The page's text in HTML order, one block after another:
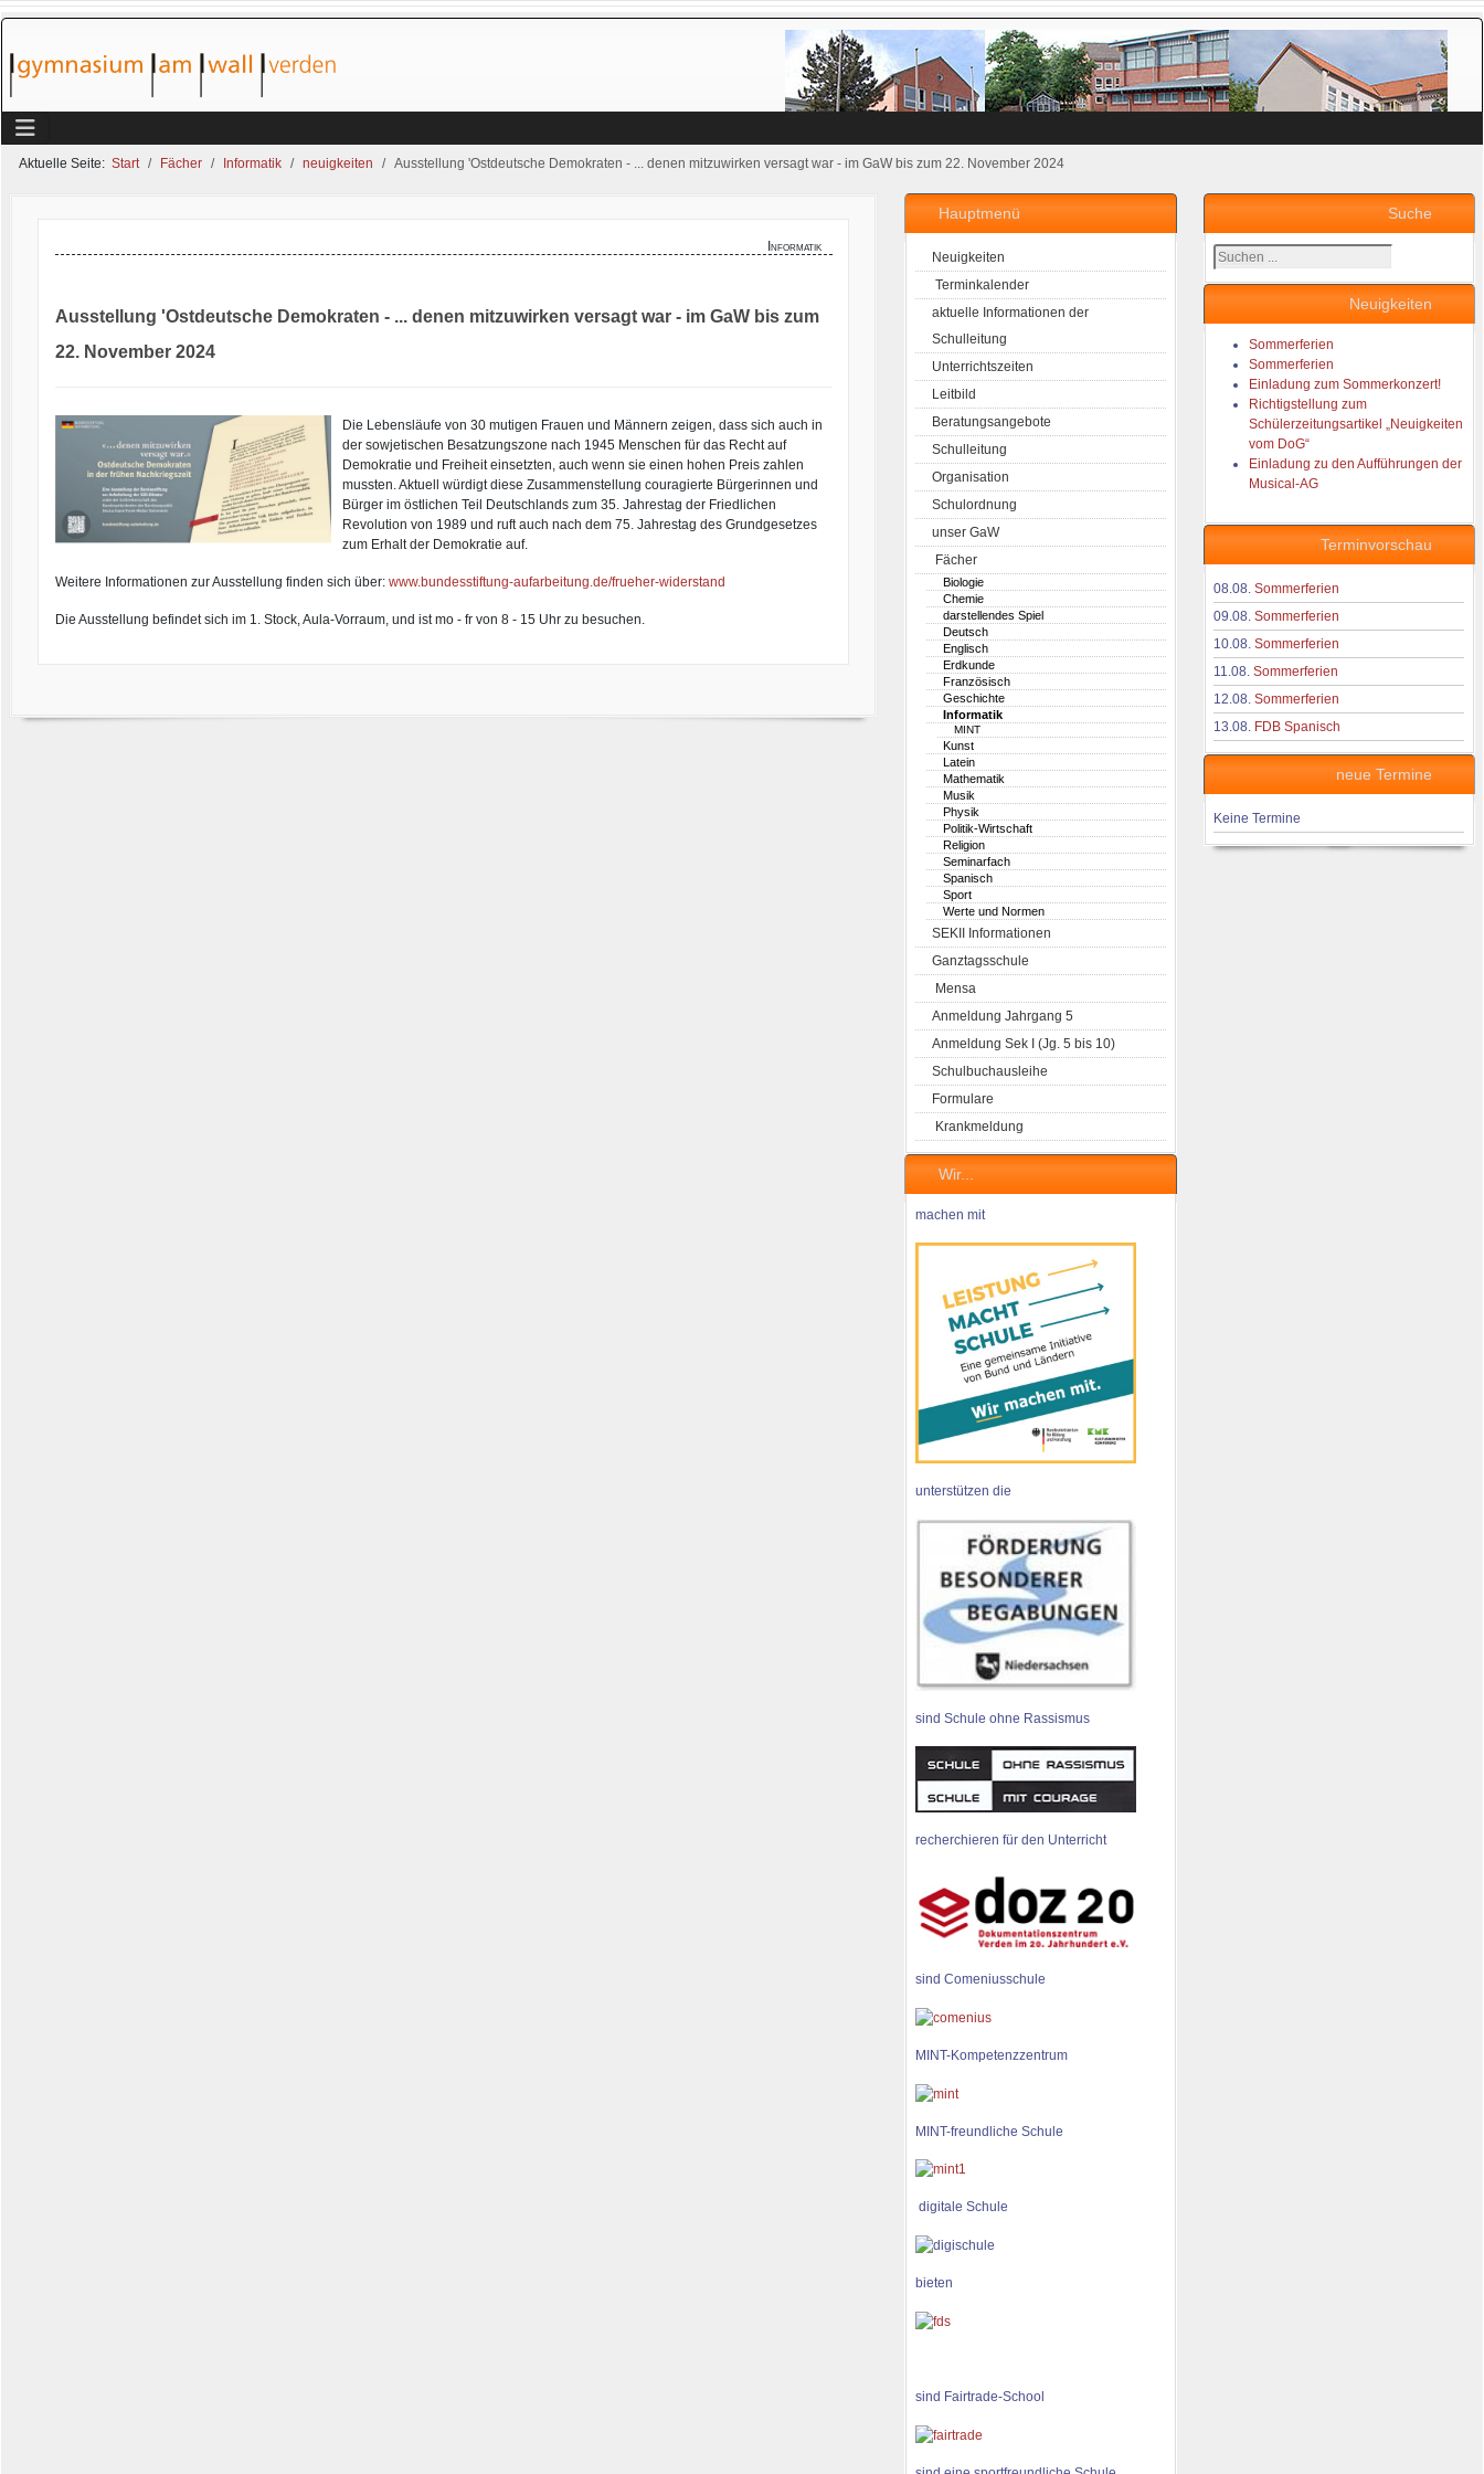
Aktuelle Seite: Start Fächer Informatik neuigkeiten Ausstellung 'Ostdeutsche Demokraten - ... denen mitzuwirken versagt war - im GaW bis zum 22. November 2024
Hauptmenü
Neuigkeiten
Terminkalender
aktuelle Informationen der
Schulleitung
Unterrichtszeiten
Leitbild
Beratungsangebote
Schulleitung
Organisation
Schulordnung
unser GaW
Fächer
Biologie
Chemie
darstellendes Spiel
Deutsch
Englisch
Erdkunde
Französisch
Geschichte
Informatik
MINT
Kunst
Latein
Mathematik
Musik
Physik
Politik-Wirtschaft
Religion
Seminarfach
Spanisch
Sport
Werte und Normen
SEKII Informationen
Ganztagsschule
Mensa
Anmeldung Jahrgang 5
Anmeldung Sek I (Jg. 5 bis 10)
Schulbuchausleihe
Formulare
Krankmeldung
Wir...
machen mit
unterstützen die
sind Schule ohne Rassismus
recherchieren für den Unterricht
sind Comeniusschule
MINT-Kompetenzzentrum
MINT-freundliche Schule
digitale Schule
bieten
sind Fairtrade-School
Suche
Suchen
...
Neuigkeiten
Sommerferien
Sommerferien
Einladung zum Sommerkonzert!
Richtigstellung zum
Schülerzeitungsartikel „Neuigkeiten
vom DoG“
Einladung zu den Aufführungen der
Musical-AG
Terminvorschau
08.08. Sommerferien
09.08. Sommerferien
10.08. Sommerferien
11.08. Sommerferien
12.08. Sommerferien
13.08. FDB Spanisch
neue Termine
Keine Termine
Informatik
Ausstellung 'Ostdeutsche Demokraten - ... denen mitzuwirken versagt war - im GaW bis zum
22. November 2024
Die Lebensläufe von 30 mutigen Frauen und Männern zeigen, dass sich auch in
der sowjetischen Besatzungszone nach 1945 Menschen für das Recht auf
Demokratie und Freiheit einsetzten, auch wenn sie einen hohen Preis zahlen
mussten. Aktuell würdigt diese Zusammenstellung couragierte Bürgerinnen und
Bürger im östlichen Teil Deutschlands zum 35. Jahrestag der Friedlichen
Revolution von 1989 und ruft auch nach dem 75. Jahrestag des Grundgesetzes
zum Erhalt der Demokratie auf.
Weitere Informationen zur Ausstellung finden sich über: www.bundesstiftung-aufarbeitung.de/frueher-widerstand
Die Ausstellung befindet sich im 1. Stock, Aula-Vorraum, und ist mo - fr von 8 - 15 Uhr zu besuchen.